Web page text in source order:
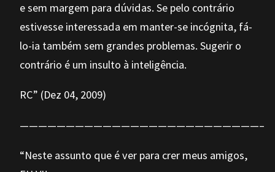
e sem margem para dúvidas. Se pelo contrário
estivesse interessada em manter-se incógnita, fá-
lo-ia também sem grandes problemas. Sugerir o
contrário é um insulto à inteligência.
RC” (Dez 04, 2009)
——————————————————————————–
“Neste assunto que é ver para crer meus amigos,